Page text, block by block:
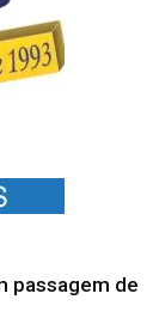
passagem de